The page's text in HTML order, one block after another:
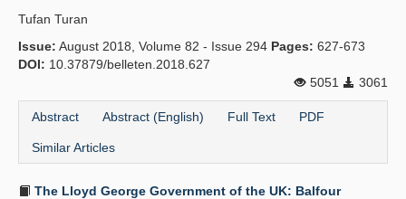
Tufan Turan
Issue: August 2018, Volume 82 - Issue 294 Pages: 627-673
DOI: 10.37879/belleten.2018.627
5051
3061
Abstract Abstract (English) Full Text PDF
Similar Articles
The Lloyd George Government of the UK: Balfour